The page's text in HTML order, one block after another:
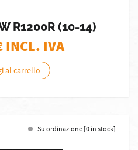
R1200R (10-14)
INCL. IVA
al carrello
Su ordinazione [0 in stock]